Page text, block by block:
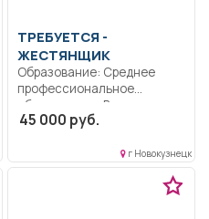
ТРЕБУЕТСЯ -
ЖЕСТЯНЩИК
Образование: Среднее
профессиональное
образование.. Выполнение
кузовного ремонта
45 000 руб.
г Новокузнецк